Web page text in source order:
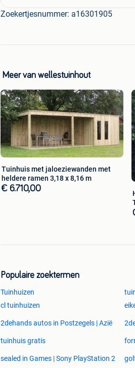
Buiten deze uren kunt u ons op
Zoekertjesnummer: a16301905
Meer van wellestuinhout
Tuinhuis met jaloeziewanden met
heldere ramen 3,18 x 8,16 m
€ 6.710,00
Populaire zoektermen
Tuinhuizen
cl tuinhuizen
2dehands autos in Postzegels | Azië
tuinhuis gratis
sealed in Games | Sony PlayStation 2